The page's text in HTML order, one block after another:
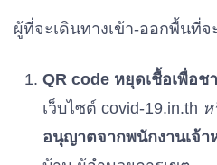
ผู้ที่จะเดินทางเข้า-ออกพื้นที่
QR code หยุดเชื้อเพื่อช
เว็บไซต์ covid-19.in.th
อนุญาตจากพนักงานเจ้า